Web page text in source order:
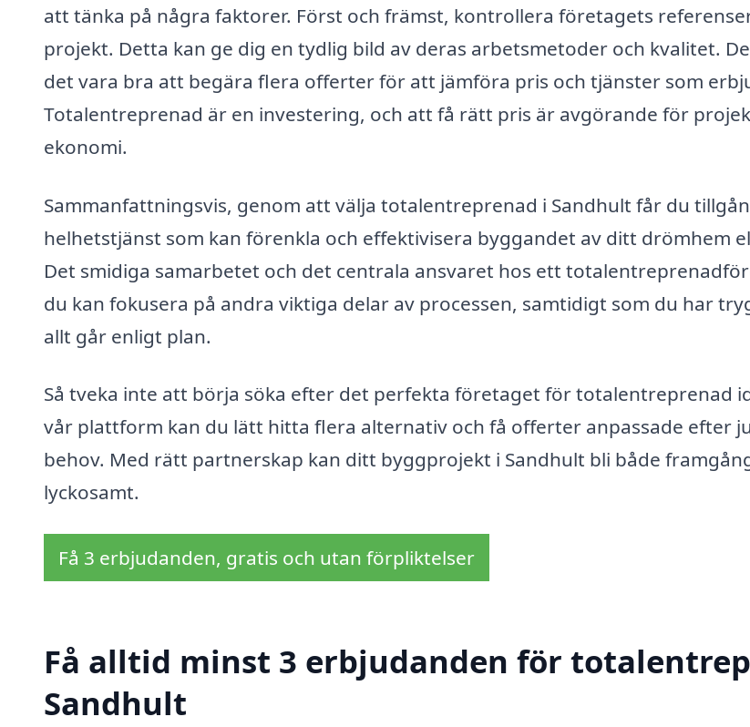
att tänka på några faktorer. Först och främst, kontrollera företagets
projekt. Detta kan ge dig en tydlig bild av deras arbetsmetoder och kvalitet.
det vara bra att begära flera offerter för att jämföra pris och tjänster som
Totalentreprenad är en investering, och att få rätt pris är avgörande för
ekonomi.
Sammanfattningsvis, genom att välja totalentreprenad i Sandhult får du
helhetstjänst som kan förenkla och effektivisera byggandet av ditt drömhem
Det smidiga samarbetet och det centrala ansvaret hos ett
du kan fokusera på andra viktiga delar av processen, samtidigt som du har
allt går enligt plan.
Så tveka inte att börja söka efter det perfekta företaget för totalentreprenad
vår plattform kan du lätt hitta flera alternativ och få offerter anpassade efter
behov. Med rätt partnerskap kan ditt byggprojekt i Sandhult bli både
lyckosamt.
Få 3 erbjudanden, gratis och utan förpliktelser
Få alltid minst 3 erbjudanden för
Sandhult